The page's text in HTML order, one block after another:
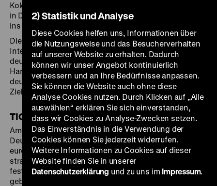
Kolonialmächte war, rückt die koloniale Vergangenheit
in Deutschland erst seit wenigen Jahren zunehmend
ins öffentliche Bewusstsein.
Die Ausstellung bietet spannende Einblicke in die
Interessen, den Verlauf und die Dynamiken der
deutschen Kolonialgeschichte und erzählt von den
Handlungsräumen, in denen ein breites Spektrum
deutscher, afrikanischer und ozeanischer Akteure ihre
Ziele und Motive verfolgte.
TIGERGABEL
Am Ende des 19. Jahrhunderts bemühte sich das
Deutsche Reich nach dem Vorbild anderer
europäischer Nationen, den wirtschaftlichen und
strategischen Interessen in China durch Erwerb eines
festen Handels- und Marinestützpunktes Halt zu
geben. Im Zentrum stand nach längerer Diskussion die
2) Statistik und Analyse
Diese Cookies helfen uns, Informationen über
die Nutzungsweise und das Besucherverhalten
auf unserer Website zu erhalten. Dadurch
können wir unser Angebot kontinuierlich
verbessern und an Ihre Bedürfnisse anpassen.
Sie können die Website auch ohne diese
Analyse Cookies nutzen. Durch Klicken auf „Alle
auswählen“ erklären Sie sich einverstanden,
dass wir Cookies zu Analyse-Zwecken setzen.
Das Einverständnis in die Verwendung der
Cookies können Sie jederzeit widerrufen.
Weitere Informationen zu Cookies auf dieser
Website finden Sie in unserer
Datenschutzerklärung und zu uns im Impressum.